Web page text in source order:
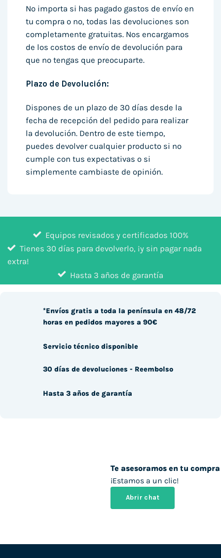
No importa si has pagado gastos de envío en
tu compra o no, todas las devoluciones son
completamente gratuitas. Nos encargamos
de los costos de envío de devolución para
que no tengas que preocuparte.
Plazo de Devolución:
Dispones de un plazo de 30 días desde la
fecha de recepción del pedido para realizar
la devolución. Dentro de este tiempo,
puedes devolver cualquier producto si no
cumple con tus expectativas o si
simplemente cambiaste de opinión.
Equipos revisados y certificados 100%
Tienes 30 días para devolverlo, ¡y sin pagar nada
extra!
Hasta 3 años de garantía
Te asesoramos en tu compra
¡Estamos a un clic!
Abrir chat
*Envíos gratis a toda la península en 48/72
horas en pedidos mayores a 90€
Servicio técnico disponible
30 días de devoluciones - Reembolso
Hasta 3 años de garantía